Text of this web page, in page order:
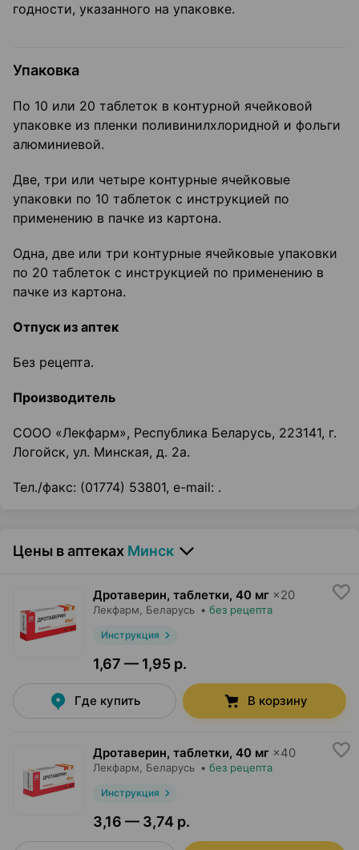
годности, указанного на упаковке.
Упаковка
По 10 или 20 таблеток в контурной ячейковой
упаковке из пленки поливинилхлоридной и фольги
алюминиевой.
Две, три или четыре контурные ячейковые
упаковки по 10 таблеток с инструкцией по
применению в пачке из картона.
Одна, две или три контурные ячейковые упаковки
по 20 таблеток с инструкцией по применению в
пачке из картона.
Отпуск из аптек
Без рецепта.
Производитель
СООО «Лекфарм», Республика Беларусь, 223141, г.
Логойск, ул. Минская, д. 2а.
Тел./факс: (01774) 53801, e-mail: .
Цены в аптеках Минск
Дротаверин, таблетки, 40 мг ×20
Лекфарм, Беларусь • без рецепта
Инструкция
1,67 — 1,95 р.
Где купить В корзину
Дротаверин, таблетки, 40 мг ×40
Лекфарм, Беларусь • без рецепта
Инструкция
3,16 — 3,74 р.